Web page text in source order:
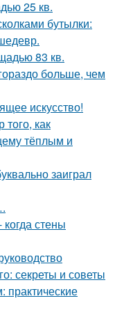
25 кв.
бутылки:
83 кв.
больше, чем
искусство!
как
тёплым и
заиграл
стены
секреты и советы
практические